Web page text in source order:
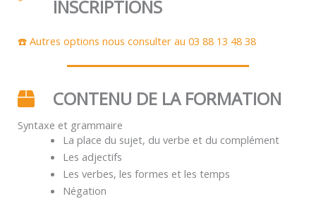
INSCRIPTIONS
☎️ Autres options nous consulter au 03 88 13 48 38
CONTENU DE LA FORMATION
Syntaxe et grammaire
La place du sujet, du verbe et du complément
Les adjectifs
Les verbes, les formes et les temps
Négation